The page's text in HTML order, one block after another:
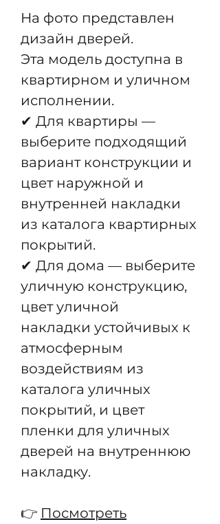
На фото представлен
дизайн дверей.
Эта модель доступна в
квартирном и уличном
исполнении.
✔ Для квартиры —
выберите подходящий
вариант конструкции и
цвет наружной и
внутренней накладки
из каталога квартирных
покрытий.
✔ Для дома — выберите
уличную конструкцию,
цвет уличной
накладки устойчивых к
атмосферным
воздействиям из
каталога уличных
покрытий, и цвет
пленки для уличных
дверей на внутреннюю
накладку.
👉 Посмотреть